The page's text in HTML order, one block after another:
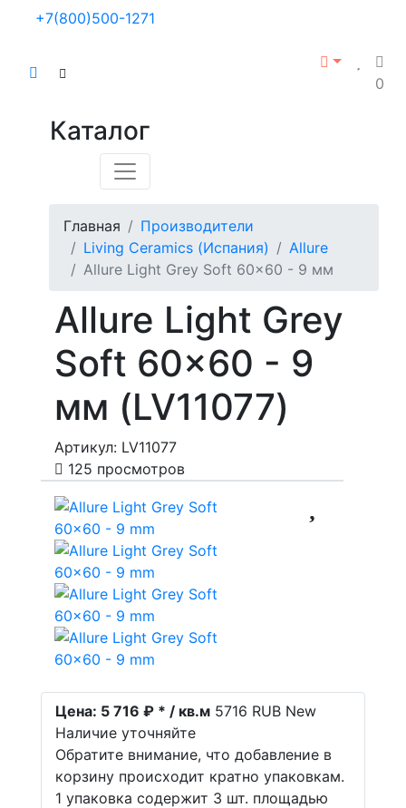
+7(800)500-1271
0
Каталог
Главная
Производители
Living Ceramics (Испания)
Allure
Allure Light Grey Soft 60x60 - 9 мм
Allure Light Grey
Soft 60x60 - 9
мм (LV11077)
Артикул: LV11077
125 просмотров
Цена: 5 716 ₽ * / кв.м 5716 RUB New
Наличие уточняйте
Обратите внимание, что добавление в
корзину происходит кратно упаковкам.
1 упаковка содержит 3 шт. площадью